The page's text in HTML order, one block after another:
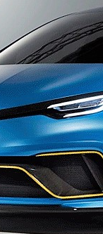
¿Qué
vehículo
varios